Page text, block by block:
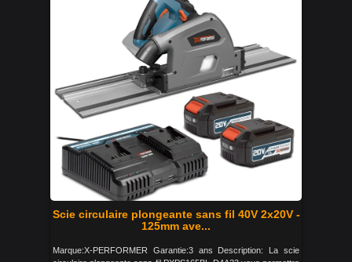
Scie circulaire plongeante sans fil 40V 2x20V -
125mm ave...
Marque:X-PERFORMER Garantie:3 ans Description: La scie